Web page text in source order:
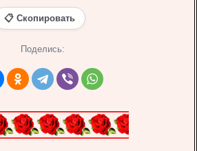
📋 Скопировать
Поделись: